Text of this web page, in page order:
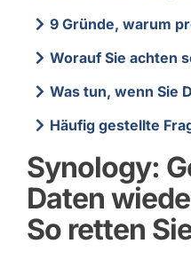
9 Gründe, warum professionelle
Worauf Sie achten
Was tun, wenn Sie Daten
Häufig gestellte
Synology:
Daten
So retten